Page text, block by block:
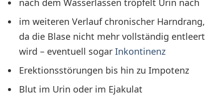
nach dem Wasserlassen tröpfelt Urin nach
im weiteren Verlauf chronischer Harndrang,
da die Blase nicht mehr vollständig entleert
wird – eventuell sogar Inkontinenz
Erektionsstörungen bis hin zu Impotenz
Blut im Urin oder im Ejakulat